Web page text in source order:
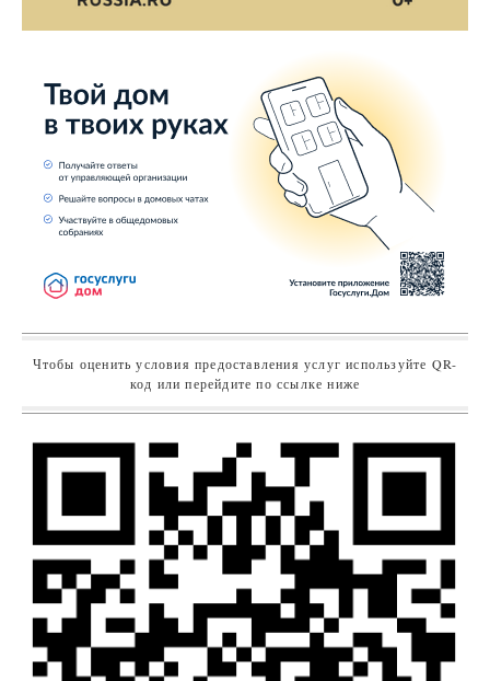
Чтобы оценить условия предоставления услуг используйте QR-
код или перейдите по ссылке ниже